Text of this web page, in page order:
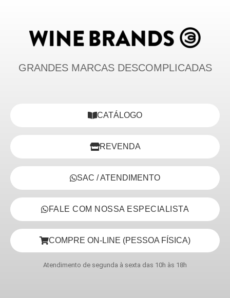
GRANDES MARCAS DESCOMPLICADAS
CATÁLOGO
REVENDA
SAC / ATENDIMENTO
FALE COM NOSSA ESPECIALISTA
COMPRE ON-LINE (PESSOA FÍSICA)
Atendimento de segunda à sexta das 10h às 18h